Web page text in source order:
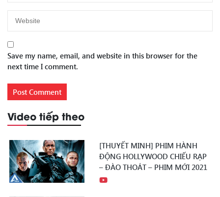
Save my name, email, and website in this browser for the
next time I comment.
Video tiếp theo
[THUYẾT MINH] PHIM HÀNH
ĐỘNG HOLLYWOOD CHIẾU RẠP
– ĐÀO THOÁT – PHIM MỚI 2021